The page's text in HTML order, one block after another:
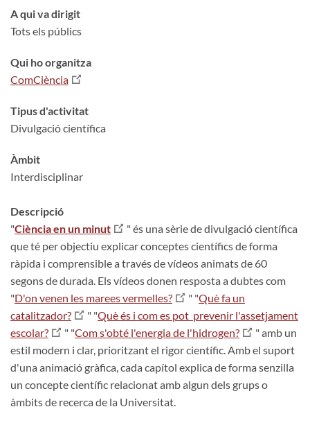
A qui va dirigit
Tots els públics
Qui ho organitza
ComCiència
Tipus d'activitat
Divulgació científica
Àmbit
Interdisciplinar
Descripció
"Ciència en un minut
" és una sèrie de divulgació científica
que té per objectiu explicar conceptes científics de forma
ràpida i comprensible a través de vídeos animats de 60
segons de durada. Els vídeos donen resposta a dubtes com
"D'on venen les marees vermelles? " "Què fa un
catalitzador?
" "Què és i com es pot prevenir l'assetjament
escolar?
" "Com s'obté l'energia de l'hidrogen?
" amb un
estil modern i clar, prioritzant el rigor científic. Amb el suport
d'una animació gràfica, cada capítol explica de forma senzilla
un concepte científic relacionat amb algun dels grups o
àmbits de recerca de la Universitat.